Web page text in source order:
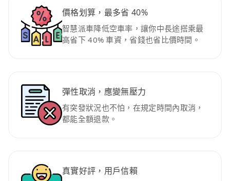
價格划算，最多省 40%
智慧派車降低空車率，讓你中長途搭乘最
高省下 40% 車資，省錢也省比價時間。
彈性取消，應變無壓力
有突發狀況也不怕，在規定時間內取消，
都能全額退款。
真實好評，用戶信賴